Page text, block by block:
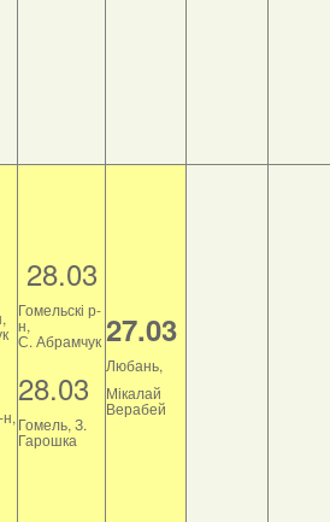
н,
28.03
Гомельскі р-
н,
С. Абрамчук
28.03
Гомель, З.
Гарошка
27.03
Любань,
Мікалай
Верабей